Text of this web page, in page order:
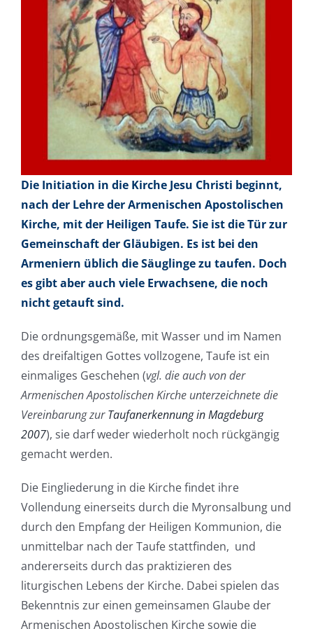
Die Initiation in die Kirche Jesu Christi beginnt,
nach der Lehre der Armenischen Apostolischen
Kirche, mit der Heiligen Taufe. Sie ist die Tür zur
Gemeinschaft der Gläubigen. Es ist bei den
Armeniern üblich die Säuglinge zu taufen. Doch
es gibt aber auch viele Erwachsene, die noch
nicht getauft sind.
Die ordnungsgemäße, mit Wasser und im Namen
des dreifaltigen Gottes vollzogene, Taufe ist ein
einmaliges Geschehen (vgl. die auch von der
Armenischen Apostolischen Kirche unterzeichnete die
Vereinbarung zurTaufanerkennung in Magdeburg
2007), sie darf weder wiederholt noch rückgängig
gemacht werden.
Die Eingliederung in die Kirche findet ihre
Vollendung einerseits durch die Myronsalbung und
durch den Empfang der Heiligen Kommunion, die
unmittelbar nach der Taufe stattfinden, und
andererseits durch das praktizieren des
liturgischen Lebens der Kirche. Dabei spielen das
Bekenntnis zur einen gemeinsamen Glaube der
Armenischen Apostolischen Kirche sowie die